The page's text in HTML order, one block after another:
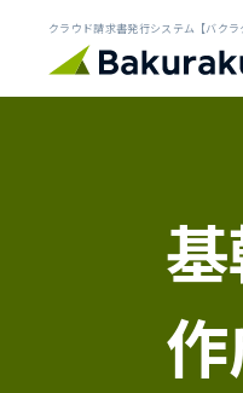
クラウド請求書発行システム【バクラ